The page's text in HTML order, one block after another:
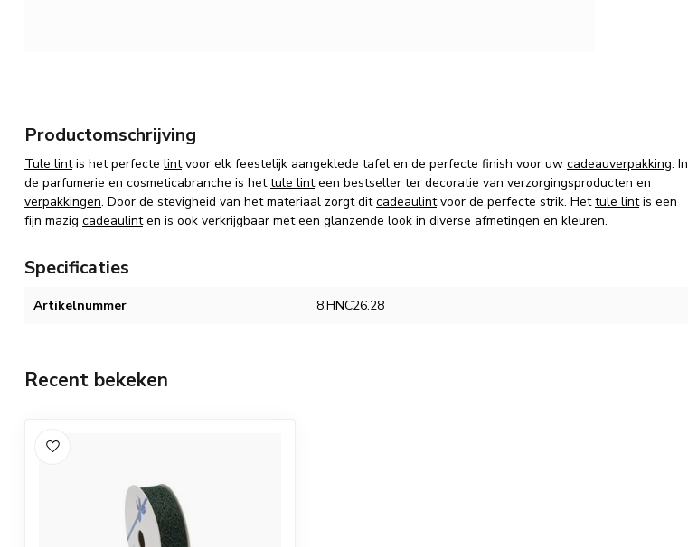
Productomschrijving
Tule lintis het perfecte lintvoor elk feestelijk aangeklede tafel en de perfecte finish voor uw cadeauverpakking. In
de parfumerie en cosmeticabranche is hettule linteen bestseller ter decoratie van verzorgingsproducten en
verpakkingen. Door de stevigheid van het materiaal zorgt ditcadeaulintvoor de perfecte strik. Hettule lintis een
fijn mazig cadeaulinten is ook verkrijgbaar met een glanzende look in diverse afmetingen en kleuren.
Specificaties
Artikelnummer 8.HNC26.28
Recent bekeken